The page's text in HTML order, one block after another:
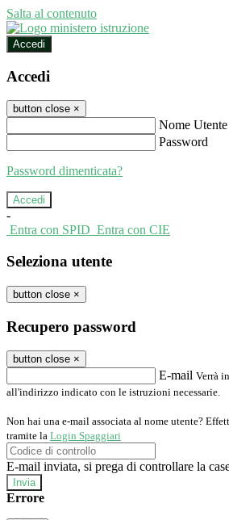
Salta al contenuto
Accedi
Accedi
button close ×
Nome Utente
Password
Password dimenticata?
-
Entra con SPID Entra con CIE
Seleziona utente
button close ×
Recupero password
button close ×
E-mail Verrà
all'indirizzo indicato con le istruzioni necessarie.
Non hai una e-mail associata al nome utente?
tramite la Login Spaggiari
E-mail inviata, si prega di controllare la
Errore